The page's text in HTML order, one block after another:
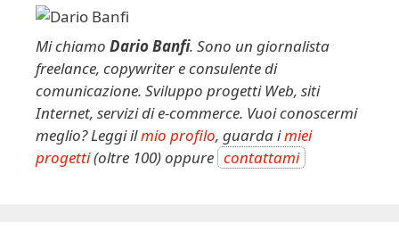
Mi chiamo Dario Banfi. Sono un giornalista
freelance, copywriter e consulente di
comunicazione. Sviluppo progetti Web, siti
Internet, servizi di e-commerce. Vuoi conoscermi
meglio? Leggi ilmio profilo, guarda imiei
progetti(oltre 100) oppure contattami